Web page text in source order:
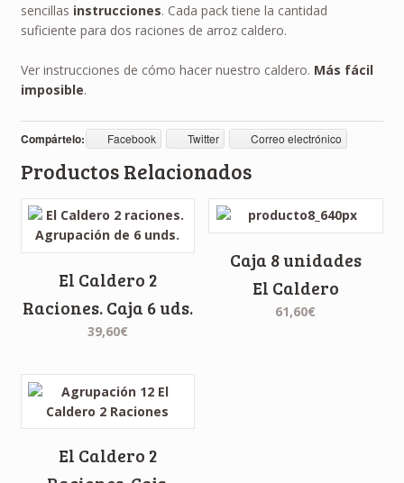
sencillas instrucciones. Cada pack tiene la cantidad
suficiente para dos raciones de arroz caldero.
Ver instrucciones de cómo hacer nuestro caldero. Más fácil
imposible.
Compártelo: Facebook Twitter Correo electrónico
Productos Relacionados
El Caldero 2
Raciones. Caja 6 uds.
39,60€
Caja 8 unidades
El Caldero
61,60€
El Caldero 2